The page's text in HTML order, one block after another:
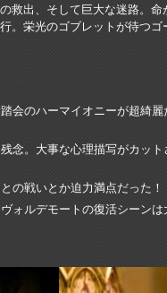
救出、そして巨大な迷路。命
。栄光のゴブレットが待つ
会のハーマイオニーが超綺
念。大事な心理描写がカッ
の戦いとか迫力満点だった！
ォルデモートの復活シーンは